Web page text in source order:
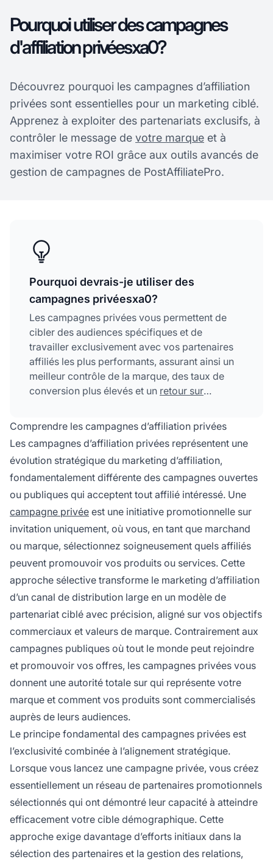
Pourquoi utiliser des campagnes
d'affiliation privéesxa0?
Découvrez pourquoi les campagnes d’affiliation
privées sont essentielles pour un marketing ciblé.
Apprenez à exploiter des partenariats exclusifs, à
contrôler le message de votre marque et à
maximiser votre ROI grâce aux outils avancés de
gestion de campagnes de PostAffiliatePro.
Pourquoi devrais-je utiliser des
campagnes privéesxa0?
Les campagnes privées vous permettent de
cibler des audiences spécifiques et de
travailler exclusivement avec vos partenaires
affiliés les plus performants, assurant ainsi un
meilleur contrôle de la marque, des taux de
conversion plus élevés et un retour sur
sélective des partenariats.
Comprendre les campagnes d’affiliation privées
Les campagnes d’affiliation privées représentent une
évolution stratégique du marketing d’affiliation,
fondamentalement différente des campagnes ouvertes
ou publiques qui acceptent tout affilié intéressé. Une
campagne privée est une initiative promotionnelle sur
invitation uniquement, où vous, en tant que marchand
ou marque, sélectionnez soigneusement quels affiliés
peuvent promouvoir vos produits ou services. Cette
approche sélective transforme le marketing d’affiliation
d’un canal de distribution large en un modèle de
partenariat ciblé avec précision, aligné sur vos objectifs
commerciaux et valeurs de marque. Contrairement aux
campagnes publiques où tout le monde peut rejoindre
et promouvoir vos offres, les campagnes privées vous
donnent une autorité totale sur qui représente votre
marque et comment vos produits sont commercialisés
auprès de leurs audiences.
Le principe fondamental des campagnes privées est
l’exclusivité combinée à l’alignement stratégique.
Lorsque vous lancez une campagne privée, vous créez
essentiellement un réseau de partenaires promotionnels
sélectionnés qui ont démontré leur capacité à atteindre
efficacement votre cible démographique. Cette
approche exige davantage d’efforts initiaux dans la
sélection des partenaires et la gestion des relations,